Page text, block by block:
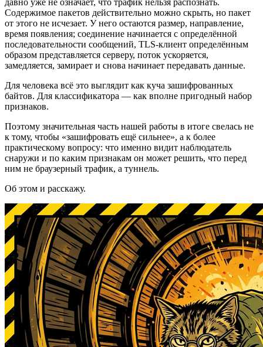
давно уже не означает, что трафик нельзя распознать.
Содержимое пакетов действительно можно скрыть, но пакет
от этого не исчезает. У него остаются размер, направление,
время появления; соединение начинается с определённой
последовательности сообщений, TLS-клиент определённым
образом представляется серверу, поток ускоряется,
замедляется, замирает и снова начинает передавать данные.
Для человека всё это выглядит как куча зашифрованных
байтов. Для классификатора — как вполне пригодный набор
признаков.
Поэтому значительная часть нашей работы в итоге свелась не
к тому, чтобы «зашифровать ещё сильнее», а к более
практическому вопросу: что именно видит наблюдатель
снаружи и по каким признакам он может решить, что перед
ним не браузерный трафик, а туннель.
Об этом и расскажу.